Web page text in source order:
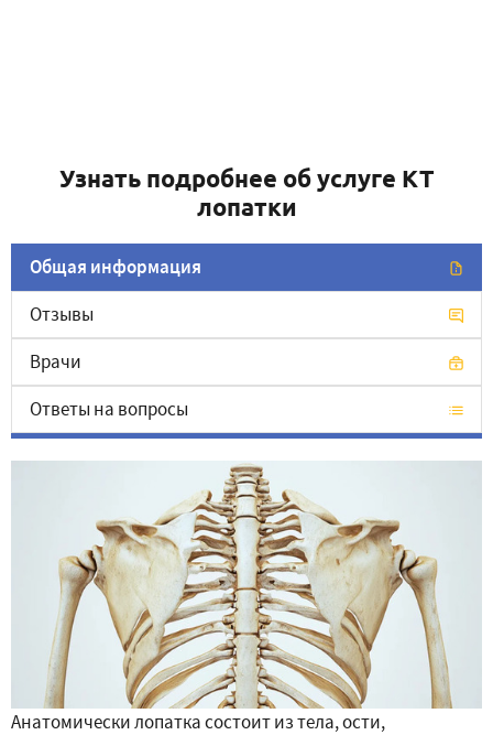
Узнать подробнее об услуге КТ
лопатки
Общая информация
Отзывы
Врачи
Ответы на вопросы
Анатомически лопатка состоит из тела, ости,